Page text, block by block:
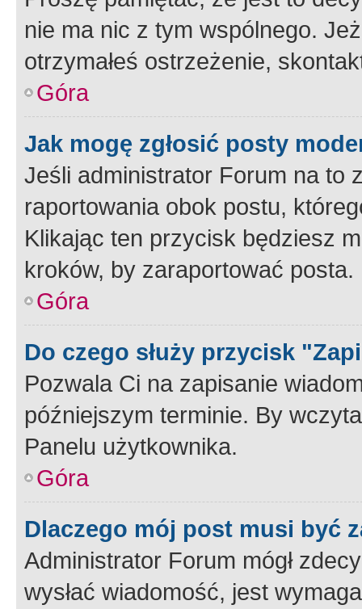
nie ma nic z tym wspólnego.
otrzymałeś ostrzeżenie,
Góra
Jak mogę zgłosić posty
Jeśli administrator Forum na to
raportowania obok postu,
Klikając ten przycisk będziesz
kroków, by zaraportować posta.
Góra
Do czego służy przycisk
Pozwala Ci na zapisanie
późniejszym terminie. By
Panelu użytkownika.
Góra
Dlaczego mój post musi być
Administrator Forum mógł
wysłać wiadomość, jest